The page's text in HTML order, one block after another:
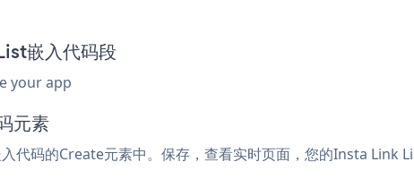
嵌入代码段
your app
元素
码的Create元素中。保存，查看实时页面，您的Insta Link